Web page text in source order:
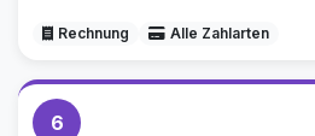
Rechnung Alle Zahlarten
6